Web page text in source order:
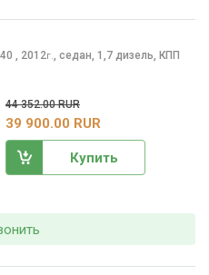
, 2012г., седан, 1,7 дизель, КПП
44 352.00 RUR
39 900.00 RUR
Купить